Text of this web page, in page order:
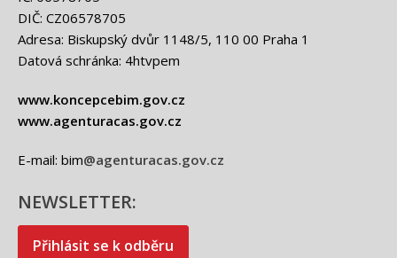
DIČ: CZ06578705
Adresa: Biskupský dvůr 1148/5, 110 00 Praha 1
Datová schránka: 4htvpem
www.koncepcebim.gov.cz
www.agenturacas.gov.cz
E-mail: bim@agenturacas.gov.cz
NEWSLETTER:
Přihlásit se k odběru